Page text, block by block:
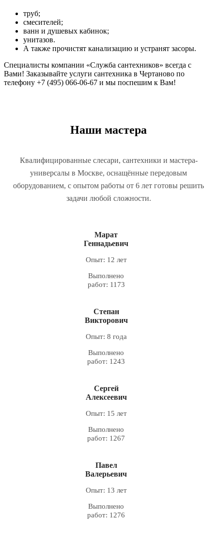
труб;
смесителей;
ванн и душевых кабинок;
унитазов.
А также прочистят канализацию и устранят засоры.
Специалисты компании «Служба сантехников» всегда с
Вами! Заказывайте услуги сантехника в Чертаново по
телефону +7 (495) 066-06-67 и мы поспешим к Вам!
Наши мастера
Квалифицированные слесари, сантехники и мастера-
универсалы в Москве, оснащённые передовым
оборудованием, с опытом работы от 6 лет готовы решить
задачи любой сложности.
Марат
Геннадьевич
Опыт: 12 лет
Выполнено
работ: 1173
Степан
Викторович
Опыт: 8 года
Выполнено
работ: 1243
Сергей
Алексеевич
Опыт: 15 лет
Выполнено
работ: 1267
Павел
Валерьевич
Опыт: 13 лет
Выполнено
работ: 1276